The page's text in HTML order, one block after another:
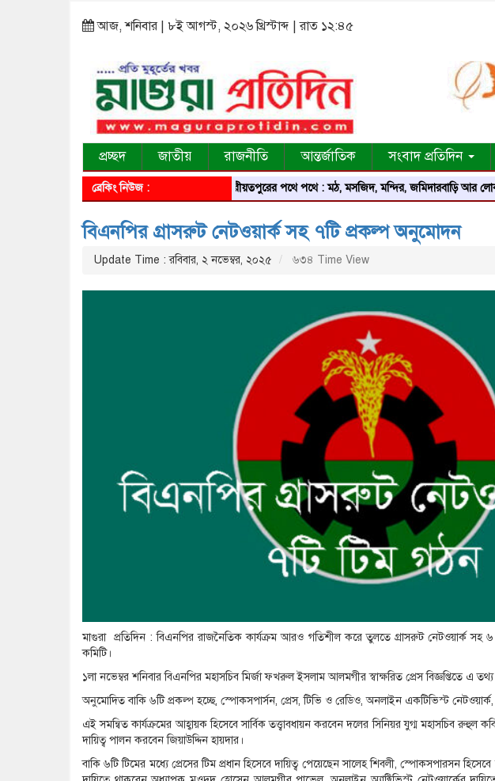
আজ, শনিবার | ৮ই আগস্ট, ২০২৬ খ্রিস্টাব্দ | রাত ১২:৪৫
প্রচ্ছদ জাতীয় রাজনীতি আন্তর্জাতিক সংবাদ প্রতিদিন
ব্রেকিং নিউজ : শরীয়তপুরের পথে পথে : মঠ, মসজিদ, মন্দির, জমিদারবাড়ি আর
বিএনপির গ্রাসরুট নেটওয়ার্ক সহ ৭টি প্রকল্প অনুমোদন
Update Time : রবিবার, ২ নভেম্বর, ২০২৫ ৬৩৪ Time View
মাগুরা প্রতিদিন : বিএনপির রাজনৈতিক কার্যক্রম আরও গতিশীল করে তুলতে গ্রাসরুট নেটওয়ার্ক সহ
কমিটি।
১লা নভেম্বর শনিবার বিএনপির মহাসচিব মির্জা ফখরুল ইসলাম আলমগীর স্বাক্ষরিত প্রেস বিজ্ঞপ্তিতে এ
অনুমোদিত বাকি ৬টি প্রকল্প হচ্ছে, স্পোকসপার্সন, প্রেস, টিভি ও রেডিও, অনলাইন একটিভিস্ট নেটওয়ার্ক,
এই সমন্বিত কার্যক্রমের আহ্বায়ক হিসেবে সার্বিক তত্ত্বাবধায়ন করবেন দলের সিনিয়র যুগ্ম মহাসচিব রুহুল
দায়িত্ব পালন করবেন জিয়াউদ্দিন হায়দার।
বাকি ৬টি টিমের মধ্যে প্রেসের টিম প্রধান হিসেবে দায়িত্ব পেয়েছেন সালেহ শিবলী, স্পোকসপারসন